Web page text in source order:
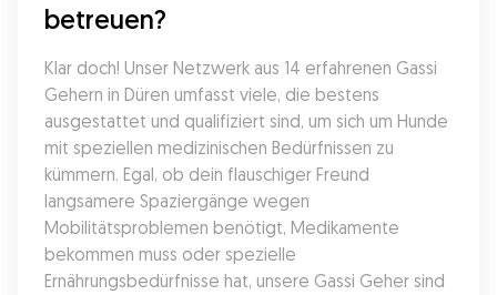
betreuen?
Klar doch! Unser Netzwerk aus 14 erfahrenen Gassi
Gehern in Düren umfasst viele, die bestens
ausgestattet und qualifiziert sind, um sich um Hunde
mit speziellen medizinischen Bedürfnissen zu
kümmern. Egal, ob dein flauschiger Freund
langsamere Spaziergänge wegen
Mobilitätsproblemen benötigt, Medikamente
bekommen muss oder spezielle
Ernährungsbedürfnisse hat, unsere Gassi Geher sind